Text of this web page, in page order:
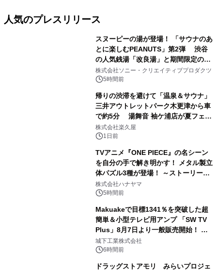
人気のプレスリリース
スヌーピーの湯が登場！ 「サウナのあ
とに楽しむPEANUTS」第2弾 渋谷
の人気銭湯「改良湯」と期間限定のコ
ラボレーション サウナイキタイコラ
ボグッズも発売決定！
株式会社ソニー・クリエイティブプロダクツ
5時間前
帰りの渋滞を避けて「温泉＆サウナ」
三井アウトレットパーク木更津から車
で約5分 湯舞音 袖ケ浦店が夏フェア
メニューを提供
株式会社楽久屋
1日前
TVアニメ『ONE PIECE』の名シーン
を自分の手で解き明かす！ メタル製立
体パズル3種が登場！ ～ストーリーと
ギミックが融合した 大人の体験型パズ
ルが8月7日(金)12時より先行予約受付
株式会社ハナヤマ
5時間前
Makuakeで目標1341％を突破した超
簡単＆小型テレビ用アンプ 「SW TV
Plus」8月7日より一般販売開始！ ケ
ーブル1本つなぐだけ、テレビの音が
ぐっと豊かに
城下工業株式会社
6時間前
ドラッグストアモリ みらいプロジェ